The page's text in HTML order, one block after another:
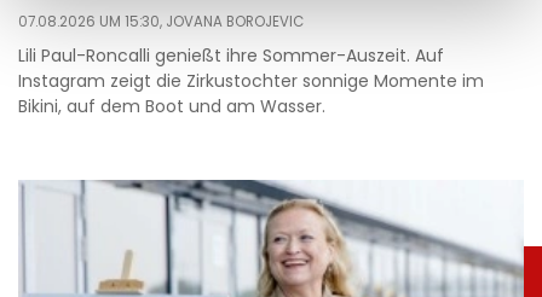
07.08.2026 UM 15:30, JOVANA BOROJEVIC
Lili Paul-Roncalli genießt ihre Sommer-Auszeit. Auf
Instagram zeigt die Zirkustochter sonnige Momente im
Bikini, auf dem Boot und am Wasser.